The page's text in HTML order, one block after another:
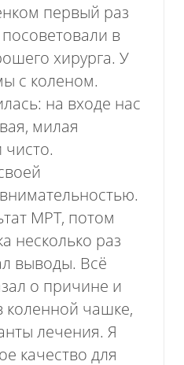
первый раз
в
хирурга. У
с коленом.
на входе нас
милая
МРТ, потом
несколько раз
выводы. Всё
о причине и
коленной чашке,
лечения. Я
качество для